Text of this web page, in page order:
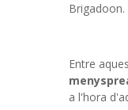
Entre
a l'hora